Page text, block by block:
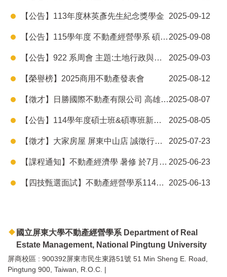
【公告】113年度林英彥先生紀念獎學金 2025-09-12
【公告】115學年度 不動產經營學系 碩士班招生 2025-09-08
【公告】922 系周會 主題:土地行政與不動產人才培育 2025-09-03
【榮譽榜】2025商用不動產發表會 2025-08-12
【徵才】日勝國際不動產有限公司 高雄第一店2025-08-07
【公告】114學年度碩士班&碩專班新生群組，再請新生幫我加入群組！ 2025-08-05
【徵才】大家房屋 屏東中山店 誠徵行政秘書 2025-07-23
【課程通知】不動產經濟學 暑修 於7月3日早上9:00 開始上課 2025-06-23
【四技甄選面試】不動產經營學系114學年度四技甄選面試時間公告 2025-06-13
國立屏東大學不動產經營學系 Department of Real
Estate Management, National Pingtung University
屏商校區 : 900392屏東市民生東路51號 51 Min Sheng E. Road,
Pingtung 900, Taiwan, R.O.C. |